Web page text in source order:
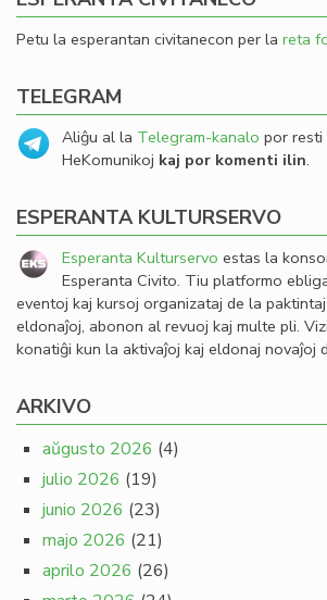
Petu la esperantan civitanecon per la reta
TELEGRAM
Aliĝu al la Telegram-kanalo por resti
HeKomunikoj kaj por komenti ilin.
ESPERANTA KULTURSERVO
Esperanta Kulturservo estas la
Esperanta Civito. Tiu platformo
eventoj kaj kursoj organizataj de la
eldonaĵoj, abonon al revuoj kaj multe pli.
konatiĝi kun la aktivaĵoj kaj eldonaj novaĵoj
ARKIVO
aŭgusto 2026 (4)
julio 2026 (19)
junio 2026 (23)
majo 2026 (21)
aprilo 2026 (26)